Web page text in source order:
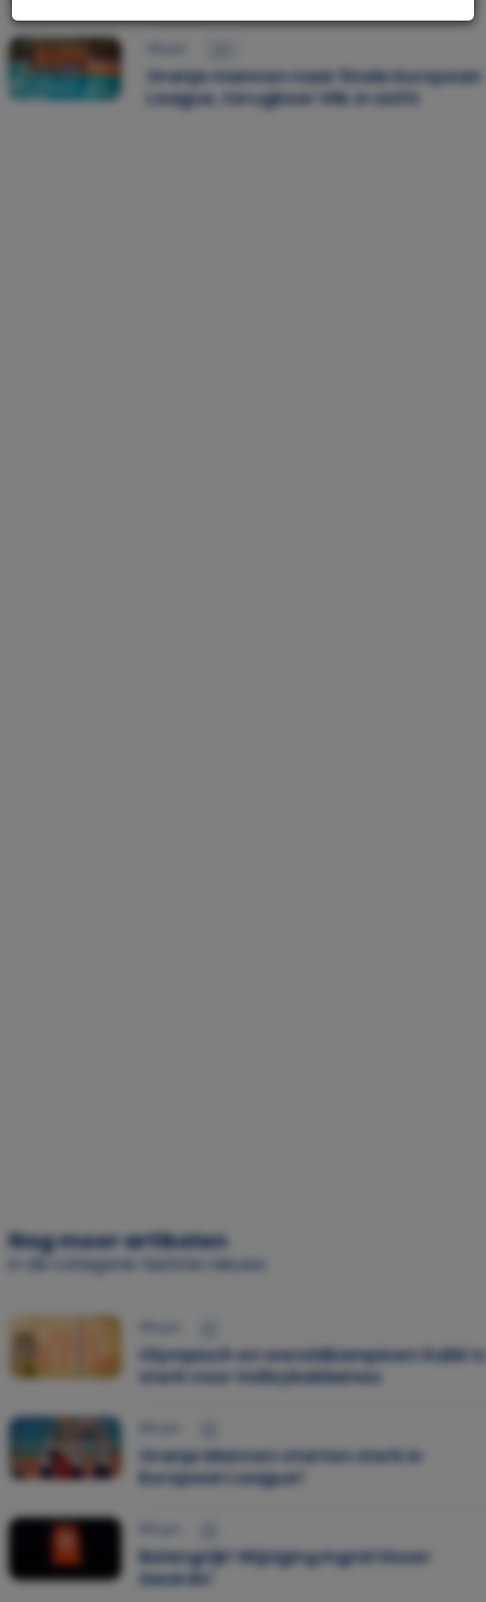
2025/2026
Oranje mannen naar finale European
League, terugkeer VNL in zicht
Nog meer artikelen
in de categorie: laatste nieuws
Olympisch en wereldkampioen Italië
sterk voor Volleybaldames
Oranje Mannen starten sterk in
European League!
Belangrijk! Wijziging Ingrid Visser
Awards!
Geef toestemming of stel uw eigen keuze in. U
kunt uw voorkeuren opnieuw aanpassen door
onderaan de pagina opcookie-instellingen.te
klikken.